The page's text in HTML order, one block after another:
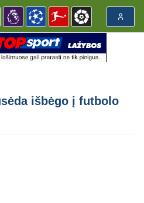
išbėgo į futbolo